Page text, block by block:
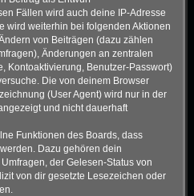
Fällen wird auch deine IP-Adresse
wird weiterhin bei folgenden Aktionen
von Beiträgen (dazu zählen
Änderungen an zentralen
Kontoaktivierung, Benutzer-Passwort)
Die von deinem Browser
(User Agent) wird nur in der
und nicht dauerhaft
Funktionen des Boards, dass
Dazu gehören dein
der Gelesen-Status von
von dir gesetzte Lesezeichen oder